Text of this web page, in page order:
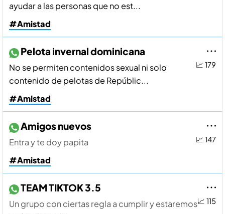
ayudar a las personas que no est...
#Amistad
📈 179
Pelota invernal dominicana
No se permiten contenidos sexual ni solo
contenido de pelotas de Repúblic...
#Amistad
📈 147
Amigos nuevos
Entra y te doy papita
#Amistad
📈 115
TEAM TIKTOK 3.5
Un grupo con ciertas regla a cumplir y estaremos